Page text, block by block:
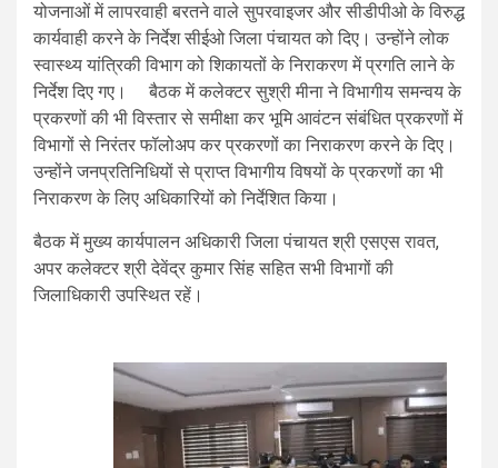
योजनाओं में लापरवाही बरतने वाले सुपरवाइजर और सीडीपीओ के विरुद्ध
कार्यवाही करने के निर्देश सीईओ जिला पंचायत को दिए। उन्होंने लोक
स्वास्थ्य यांत्रिकी विभाग को शिकायतों के निराकरण में प्रगति लाने के
निर्देश दिए गए। बैठक में कलेक्टर सुश्री मीना ने विभागीय समन्वय के
प्रकरणों की भी विस्तार से समीक्षा कर भूमि आवंटन संबंधित प्रकरणों में
विभागों से निरंतर फॉलोअप कर प्रकरणों का निराकरण करने के दिए।
उन्होंने जनप्रतिनिधियों से प्राप्त विभागीय विषयों के प्रकरणों का भी
निराकरण के लिए अधिकारियों को निर्देशित किया।
बैठक में मुख्य कार्यपालन अधिकारी जिला पंचायत श्री एसएस रावत,
अपर कलेक्टर श्री देवेंद्र कुमार सिंह सहित सभी विभागों की
जिलाधिकारी उपस्थित रहें।